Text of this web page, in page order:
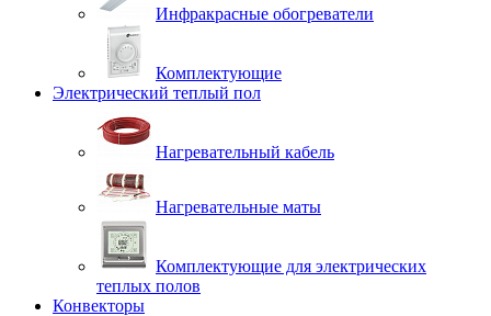
Инфракрасные обогреватели
Комплектующие
Электрический теплый пол
Нагревательный кабель
Нагревательные маты
Комплектующие для электрических
теплых полов
Конвекторы